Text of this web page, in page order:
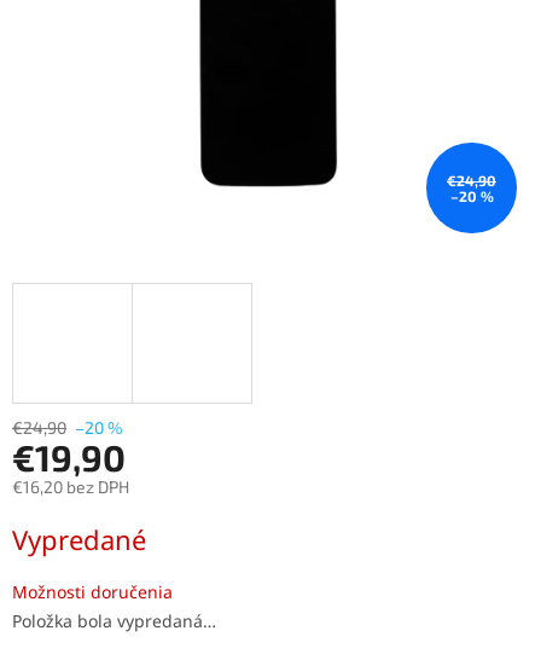
€24,90
–20 %
€24,90 –20 %
€19,90
€16,20 bez DPH
cena:
Vypredané
Možnosti doručenia
Položka bola vypredaná…